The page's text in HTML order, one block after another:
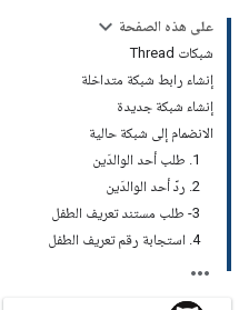
على هذه الصفحة
شبكات Thread
إنشاء رابط شبكة متداخلة
إنشاء شبكة جديدة
الانضمام إلى شبكة حالية
‫1. طلب أحد الوالدَين
2. ردّ أحد الوالدَين
3- طلب مستند تعريف الطفل
4. استجابة رقم تعريف الطفل